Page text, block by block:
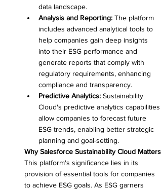
data landscape.
Analysis and Reporting: The platform
includes advanced analytical tools to
help companies gain deep insights
into their ESG performance and
generate reports that comply with
regulatory requirements, enhancing
compliance and transparency.
Predictive Analytics: Sustainability
Cloud's predictive analytics capabilities
allow companies to forecast future
ESG trends, enabling better strategic
planning and goal-setting.
Why Salesforce Sustainability Cloud Matters
This platform's significance lies in its
provision of essential tools for companies
to achieve ESG goals. As ESG garners